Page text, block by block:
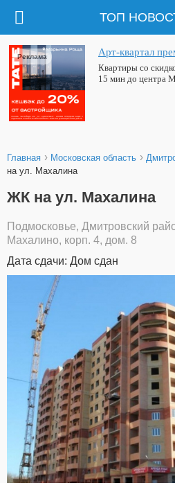
ТОП
Арт-квартал
Квартиры со
15 мин до центра
Реклама
Главная › Московская область ›
на ул. Махалина
ЖК на ул. Махалина
Подмосковье, Дмитровский
Махалино, корп. 4, дом. 8
Дата сдачи: Дом сдан